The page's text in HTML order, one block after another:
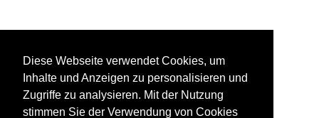
Diese Webseite verwendet Cookies, um
Inhalte und Anzeigen zu personalisieren und
Zugriffe zu analysieren. Mit der Nutzung
stimmen Sie der Verwendung von Cookies